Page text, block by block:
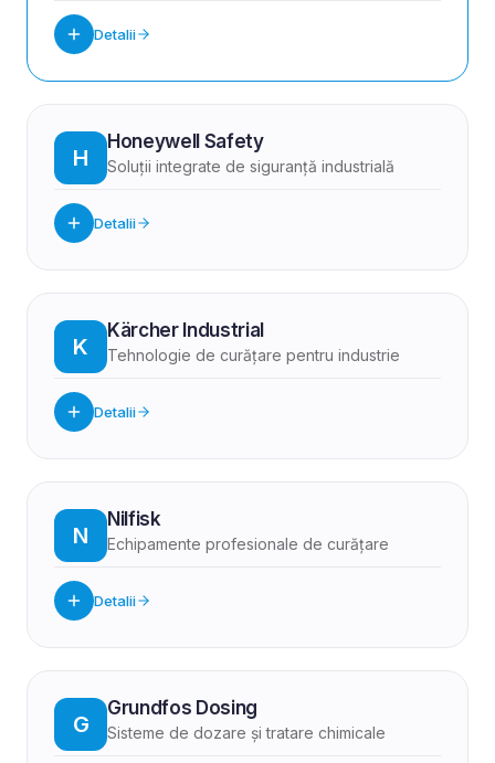
Detalii
H
Honeywell Safety
Soluții integrate de siguranță industrială
Detalii
K
Kärcher Industrial
Tehnologie de curățare pentru industrie
Detalii
N
Nilfisk
Echipamente profesionale de curățare
Detalii
G
Grundfos Dosing
Sisteme de dozare și tratare chimicale